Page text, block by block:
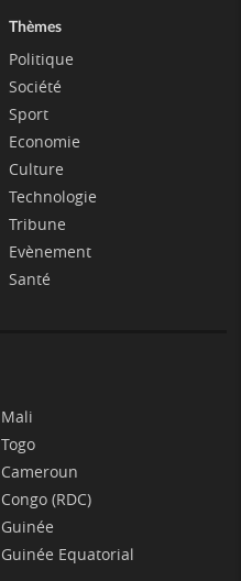
Thèmes
Politique
Société
Sport
Economie
Culture
Technologie
Tribune
Evènement
Santé
Mali
Togo
Cameroun
Congo (RDC)
Guinée
Guinée Equatorial